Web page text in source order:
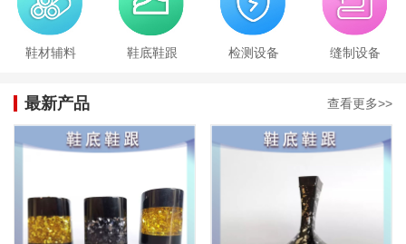
鞋材辅料 鞋底鞋跟 检测设备 缝制设备
最新产品 查看更多>>